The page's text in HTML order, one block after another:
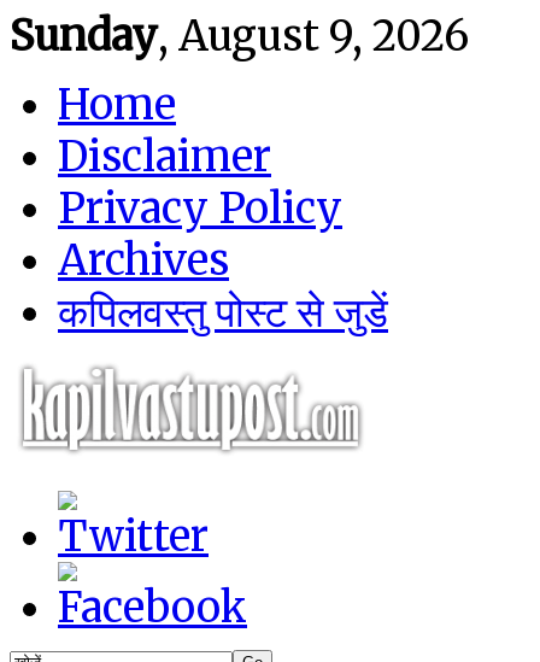
Sunday, August 9, 2026
Home
Disclaimer
Privacy Policy
Archives
कपिलवस्तु पोस्ट से जुडें